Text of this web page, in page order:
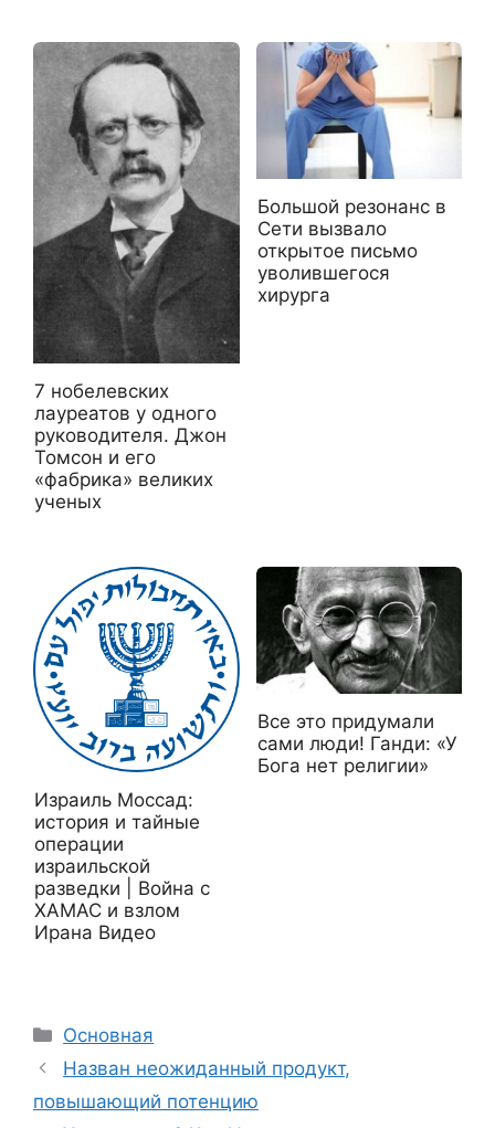
7 нобелевских
лауреатов у одного
руководителя. Джон
Томсон и его
«фабрика» великих
ученых
Большой резонанс в
Сети вызвало
открытое письмо
уволившегося
хирурга
Израиль Моссад:
история и тайные
операции
израильской
разведки | Война с
ХАМАС и взлом
Ирана Видео
Все это придумали
сами люди! Ганди: «У
Бога нет религии»
Рубрики
Основная
Назван неожиданный продукт,
повышающий потенцию